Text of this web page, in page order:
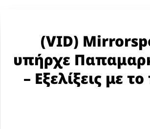
(VID)
υπήρχε
– Εξελίξεις με